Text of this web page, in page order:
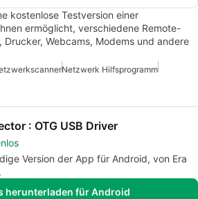
kostenlose Testversion einer
ermöglicht, verschiedene Remote-
Drucker, Webcams, Modems und andere
Netzwerk Hilfsprogramm
: OTG USB Driver
Version der App für Android, von Era
herunterladen für Android